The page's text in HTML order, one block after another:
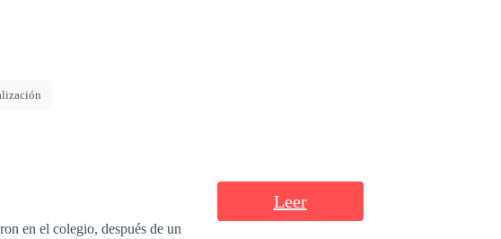
en el colegio, después de un
Leer